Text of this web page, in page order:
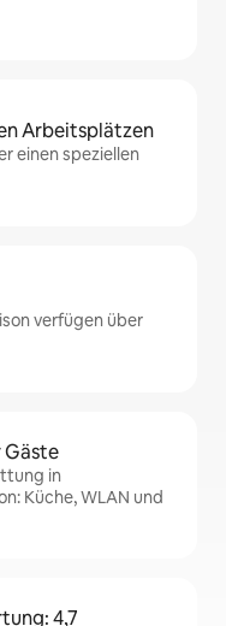
Arbeitsplätzen
einen speziellen
verfügen über
in
Küche, WLAN und
4,7